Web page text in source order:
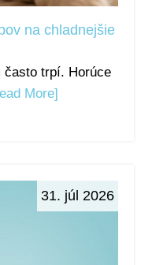
na chladnejšie
často trpí. Horúce
More]
31. júl 2026